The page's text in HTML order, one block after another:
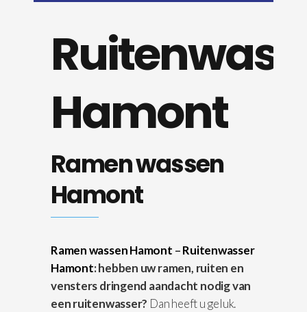
Hamont
Ramen wassen
Hamont
Ramen wassen Hamont –Ruitenwasser
Hamont: hebben uw ramen, ruiten en
vensters dringend aandacht nodig van
een ruitenwasser? Dan heeft u geluk.